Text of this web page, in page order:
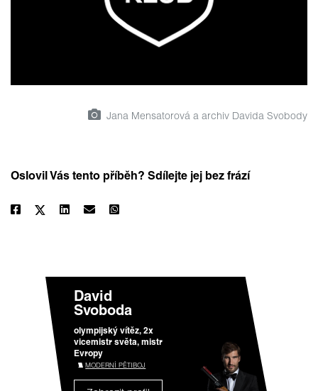
Jana Mensatorová a archiv Davida Svobody
Oslovil Vás tento příběh? Sdílejte jej bez frází
David
Svoboda
olympijský vítěz, 2x
vicemistr světa, mistr
Evropy
MODERNÍ PĚTIBOJ